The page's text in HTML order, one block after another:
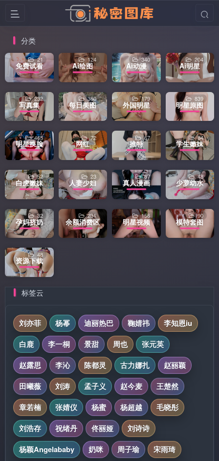
分类
免费试看
21
Ai绘图
124
Ai动漫
340
Ai明星
204
写真集
232
每日美图
360
外国明星
179
明星原图
839
明星换脸
465
网红
72
推特
67
学生嫩妹
84
白虎嫩妹
52
人妻少妇
23
真人漫画
67
少萝幼水
48
孕妈挤奶
32
余额消费区
231
明星视频
156
模特套图
90
资源下载
48
标签云
刘亦菲 杨幂 迪丽热巴 鞠婧祎
李知恩iu
白鹿
李一桐 景甜 周也
张元英
赵露思
李沁 陈都灵 古力娜扎
赵丽颖
田曦薇
刘涛 孟子义 赵今麦
王楚然
章若楠
张婧仪 杨蜜 杨超越
毛晓彤
刘浩存
祝绪丹 佟丽娅
刘诗诗
杨颖Angelababy
奶咪 周子瑜
宋雨琦